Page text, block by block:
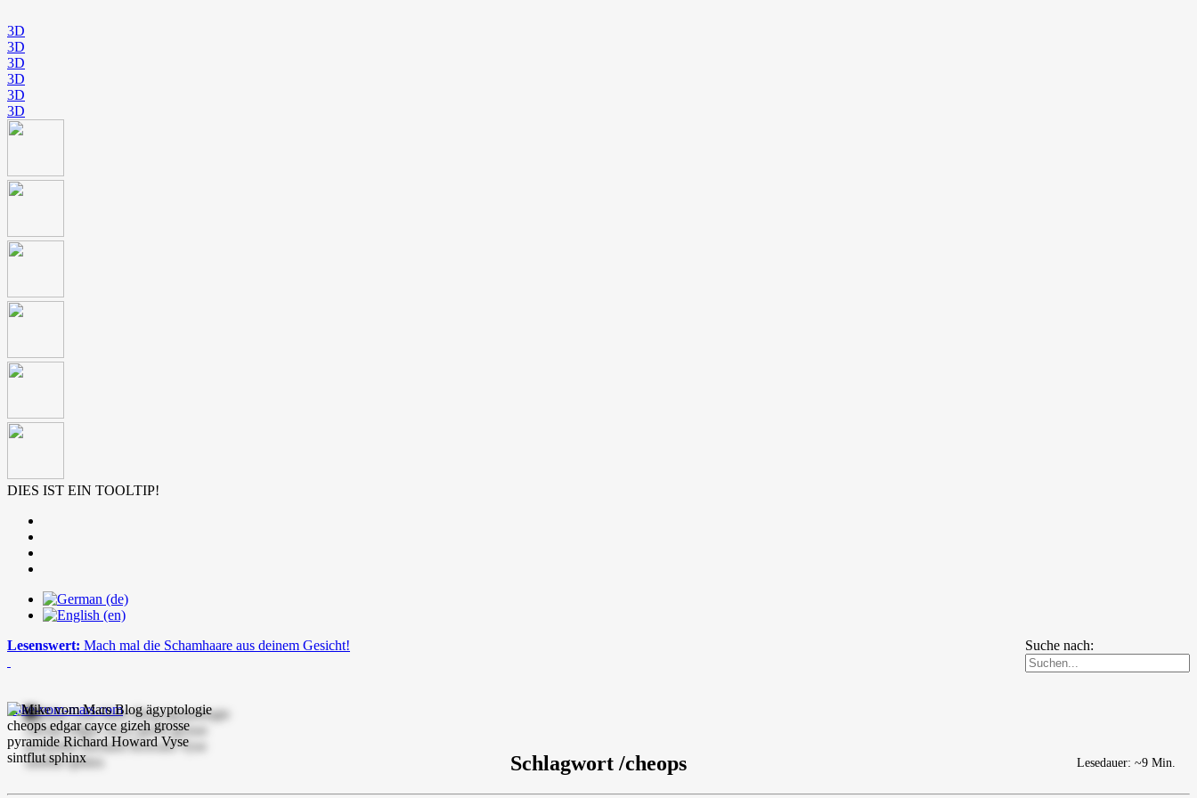
3D
3D
3D
3D
3D
3D
DIES IST EIN TOOLTIP!
Suche nach:
Lesenswert: Mach mal die Schamhaare aus deinem Gesicht!
mike-vom-mars.com
Schlagwort /cheops Lesedauer: ~9 Min.